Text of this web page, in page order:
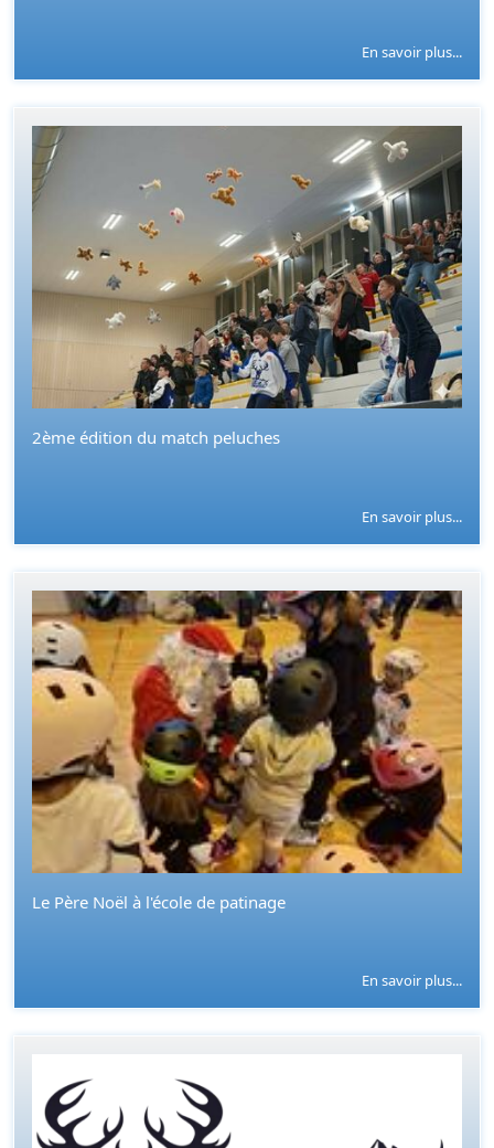
En savoir plus...
2ème édition du match peluches
En savoir plus...
Le Père Noël à l'école de patinage
En savoir plus...